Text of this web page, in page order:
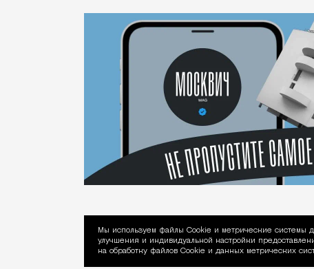
Уведомление об
Мы используем файлы Сookie и метрические системы
улучшения и индивидуальной настройки
на обработку файлов Cookie и данных метрических